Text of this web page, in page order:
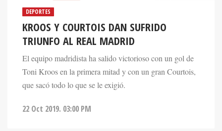
KROOS Y COURTOIS DAN SUFRIDO
TRIUNFO AL REAL MADRID
El equipo madridista ha salido victorioso con un gol de
Toni Kroos en la primera mitad y con un gran Courtois,
que sacó todo lo que se le exigió.